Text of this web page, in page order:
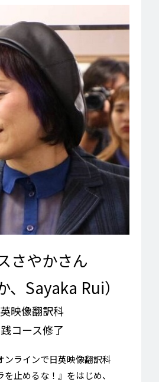
さやかさん
、Sayaka Rui）
映像翻訳科
コース修了
ンラインで日英映像翻訳科
止めるな！』をはじめ、